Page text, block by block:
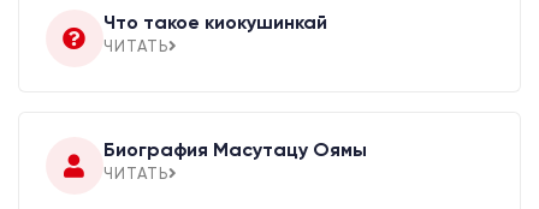
Что такое киокушинкай
ЧИТАТЬ
Биография Масутацу Оямы
ЧИТАТЬ